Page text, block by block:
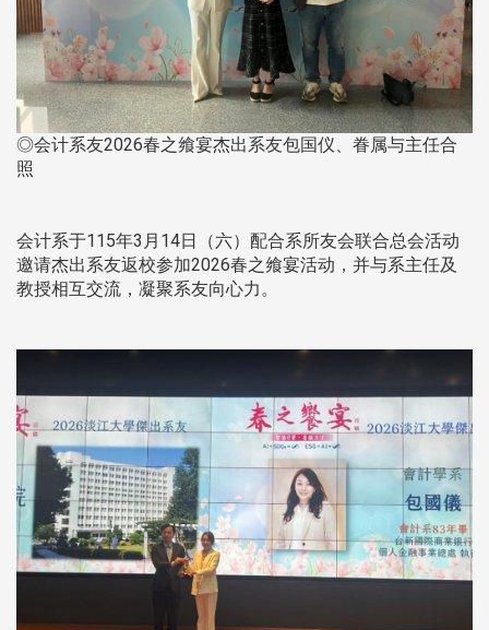
◎会计系友2026春之飨宴杰出系友包国仪、眷属与主任合
照
会计系于115年3月14日（六）配合系所友会联合总会活动
邀请杰出系友返校参加2026春之飨宴活动，并与系主任及
教授相互交流，凝聚系友向心力。